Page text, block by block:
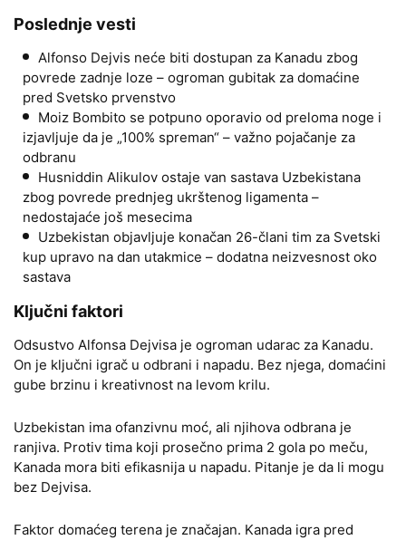
Poslednje vesti
Alfonso Dejvis neće biti dostupan za Kanadu zbog
povrede zadnje loze – ogroman gubitak za domaćine
pred Svetsko prvenstvo
Moiz Bombito se potpuno oporavio od preloma noge i
izjavljuje da je „100% spreman“ – važno pojačanje za
odbranu
Husniddin Alikulov ostaje van sastava Uzbekistana
zbog povrede prednjeg ukrštenog ligamenta –
nedostajaće još mesecima
Uzbekistan objavljuje konačan 26-člani tim za Svetski
kup upravo na dan utakmice – dodatna neizvesnost oko
sastava
Ključni faktori
Odsustvo Alfonsa Dejvisa je ogroman udarac za Kanadu.
On je ključni igrač u odbrani i napadu. Bez njega, domaćini
gube brzinu i kreativnost na levom krilu.
Uzbekistan ima ofanzivnu moć, ali njihova odbrana je
ranjiva. Protiv tima koji prosečno prima 2 gola po meču,
Kanada mora biti efikasnija u napadu. Pitanje je da li mogu
bez Dejvisa.
Faktor domaćeg terena je značajan. Kanada igra pred